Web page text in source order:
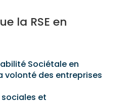
la RSE en
Sociétale en
volonté des entreprises
et